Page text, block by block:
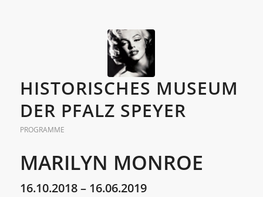
HISTORISCHES MUSEUM
DER PFALZ SPEYER
PROGRAMME
MARILYN MONROE
16.10.2018 – 16.06.2019